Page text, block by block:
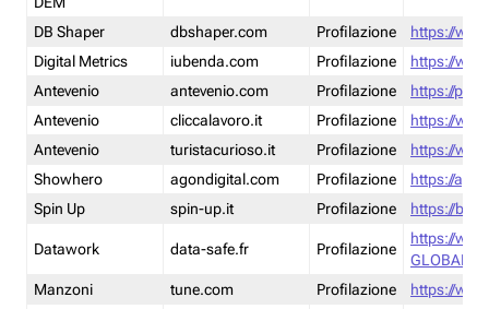
DB Shaper
dbshaper.com Profilazione
https://
Digital Metrics
iubenda.com Profilazione
https://
Antevenio
antevenio.com Profilazione
https://
Antevenio
cliccalavoro.it Profilazione
https://
Antevenio
turistacurioso.it Profilazione
https://
Showhero
agondigital.com Profilazione
https://
Spin Up
spin-up.it Profilazione https://
Datawork data-safe.fr Profilazione
https://
GLOBAL-
Manzoni
tune.com Profilazione
https://